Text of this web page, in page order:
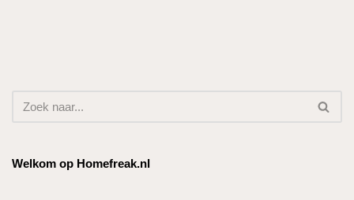
Welkom op Homefreak.nl